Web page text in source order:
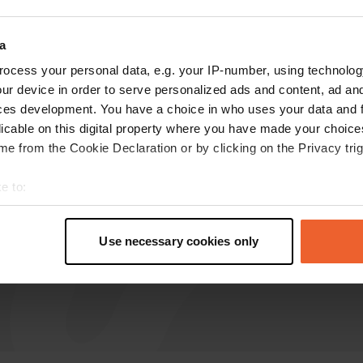
your personal data, e.g. your IP-number, using
device in order to serve personalized ads and content, ad
development. You have a choice in who uses your data and
on this digital property where you have made your
from the Cookie Declaration or by clicking on the Privacy
to:
geographical location which can be accurate to within
personal data is processed and set your preferences in the
Use necessary cookies only
mai 2025
L'emplacement est sympa. Cher si vous n'avez
besoin de rien. 20 euros pour l'électricité et
l'eau.
Traduit par GoogleAfficher l'original